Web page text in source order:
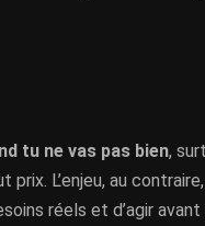
tu ne vas pas bien,
prix. L’enjeu, au
réels et d’agir